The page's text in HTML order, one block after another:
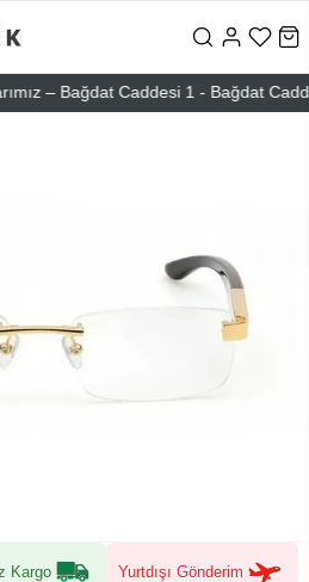
– Bağdat Caddesi 1 - Bağdat
Kargo Yurtdışı Gönderim